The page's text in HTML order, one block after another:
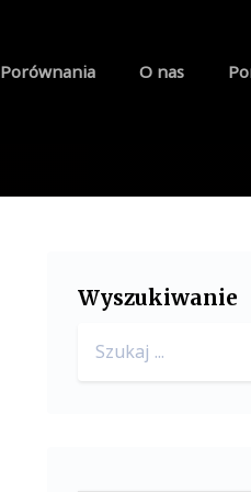
Porównania O nas
Wyszukiwanie
for: